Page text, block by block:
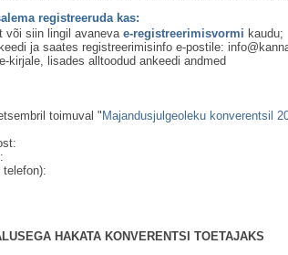
registreeruda kas:
või siin lingil avaneva e-registreerimisvormi kaudu;
ja saates registreerimisinfo e-postile:
kirjale, lisades alltoodud ankeedi andmed
toimuval " Majandusjulgeoleku konverentsil
HAKATA KONVERENTSI TOETAJAKS